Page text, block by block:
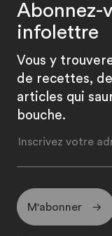
Abonnez-
infolettre
Vous y
de recettes,
articles qui
bouche.
M'abonner